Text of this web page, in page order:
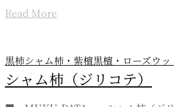
Read More
黒柿シャム柿・紫檀黒檀・ローズウ
シャム柿（ジリコテ）